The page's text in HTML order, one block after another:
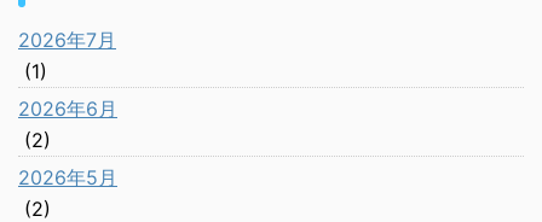
2026年7月
(1)
2026年6月
(2)
2026年5月
(2)